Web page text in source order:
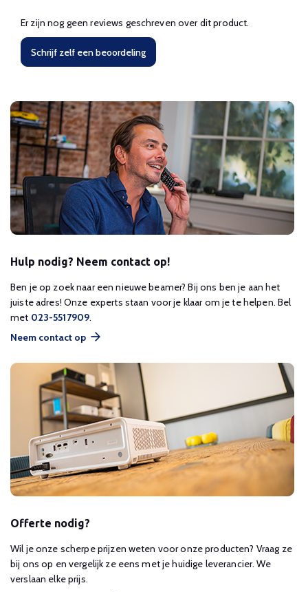
Er zijn nog geen reviews geschreven over dit product.
Schrijf zelf een beoordeling
Hulp nodig? Neem contact op!
Ben je op zoek naar een nieuwe beamer? Bij ons ben je aan het
juiste adres! Onze experts staan voor je klaar om je te helpen. Bel
met 023-5517909.
Neem contact op
Offerte nodig?
Wil je onze scherpe prijzen weten voor onze producten? Vraag ze
bij ons op en vergelijk ze eens met je huidige leverancier. We
verslaan elke prijs.